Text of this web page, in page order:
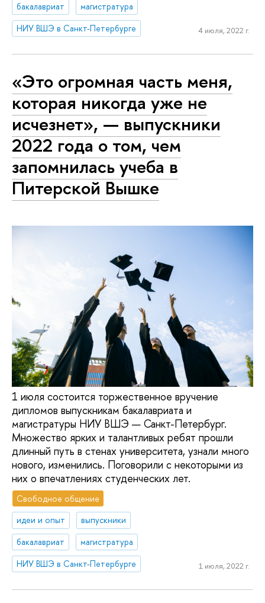
бакалавриат
магистратура
НИУ ВШЭ в Санкт-Петербурге
4 июля, 2022 г.
«Это огромная часть меня,
которая никогда уже не
исчезнет», — выпускники
2022 года о том, чем
запомнилась учеба в
Питерской Вышке
1 июля состоится торжественное вручение
дипломов выпускникам бакалавриата и
магистратуры НИУ ВШЭ — Санкт-Петербург.
Множество ярких и талантливых ребят прошли
длинный путь в стенах университета, узнали много
нового, изменились. Поговорили с некоторыми из
них о впечатлениях студенческих лет.
Свободное общение
идеи и опыт
выпускники
бакалавриат
магистратура
НИУ ВШЭ в Санкт-Петербурге
1 июля, 2022 г.